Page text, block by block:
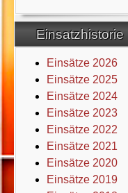
Einsatzhistorie
Einsätze 2026
Einsätze 2025
Einsätze 2024
Einsätze 2023
Einsätze 2022
Einsätze 2021
Einsätze 2020
Einsätze 2019